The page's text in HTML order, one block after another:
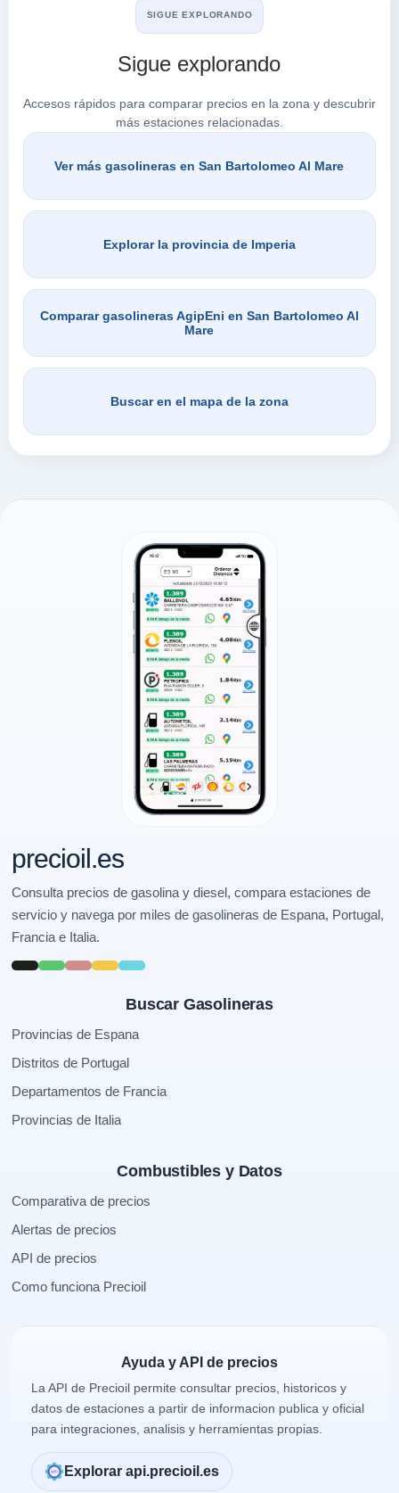
SIGUE EXPLORANDO
Sigue explorando
Accesos rápidos para comparar precios en la zona y descubrir
más estaciones relacionadas.
Ver más gasolineras en San Bartolomeo Al Mare
Explorar la provincia de Imperia
Comparar gasolineras AgipEni en San Bartolomeo Al
Mare
Buscar en el mapa de la zona
precioil.es
Consulta precios de gasolina y diesel, compara estaciones de
servicio y navega por miles de gasolineras de Espana, Portugal,
Francia e Italia.
Buscar Gasolineras
Provincias de Espana
Distritos de Portugal
Departamentos de Francia
Provincias de Italia
Combustibles y Datos
Comparativa de precios
Alertas de precios
API de precios
Como funciona Precioil
Ayuda y API de precios
La API de Precioil permite consultar precios, historicos y
datos de estaciones a partir de informacion publica y oficial
para integraciones, analisis y herramientas propias.
Explorar api.precioil.es